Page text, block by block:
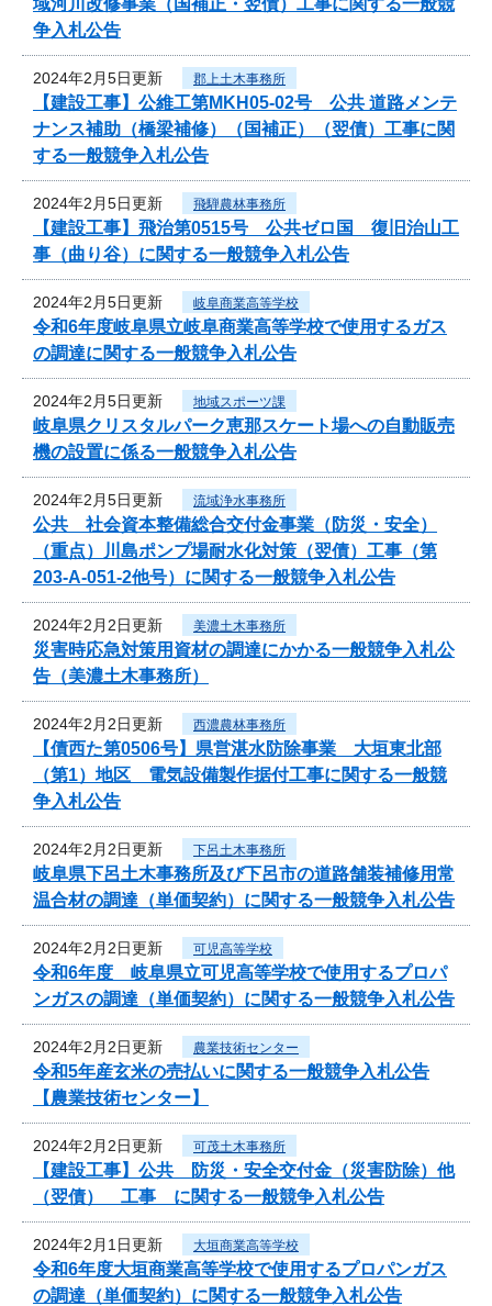
争入札公告
2024年2月5日更新 郡上土木事務所
【建設工事】公維工第MKH05-02号 公共 道路メンテ
ナンス補助（橋梁補修）（国補正）（翌債）工事に関
する一般競争入札公告
2024年2月5日更新 飛騨農林事務所
【建設工事】飛治第0515号 公共ゼロ国 復旧治山工
事（曲り谷）に関する一般競争入札公告
2024年2月5日更新 岐阜商業高等学校
令和6年度岐阜県立岐阜商業高等学校で使用するガス
の調達に関する一般競争入札公告
2024年2月5日更新 地域スポーツ課
岐阜県クリスタルパーク恵那スケート場への自動販売
機の設置に係る一般競争入札公告
2024年2月5日更新 流域浄水事務所
公共 社会資本整備総合交付金事業（防災・安全）
（重点）川島ポンプ場耐水化対策（翌債）工事（第
203-A-051-2他号）に関する一般競争入札公告
2024年2月2日更新 美濃土木事務所
災害時応急対策用資材の調達にかかる一般競争入札公
告（美濃土木事務所）
2024年2月2日更新 西濃農林事務所
【債西た第0506号】県営湛水防除事業 大垣東北部
（第1）地区 電気設備製作据付工事に関する一般競
争入札公告
2024年2月2日更新 下呂土木事務所
岐阜県下呂土木事務所及び下呂市の道路舗装補修用常
温合材の調達（単価契約）に関する一般競争入札公告
2024年2月2日更新 可児高等学校
令和6年度 岐阜県立可児高等学校で使用するプロパ
ンガスの調達（単価契約）に関する一般競争入札公告
2024年2月2日更新 農業技術センター
令和5年産玄米の売払いに関する一般競争入札公告
【農業技術センター】
2024年2月2日更新 可茂土木事務所
【建設工事】公共 防災・安全交付金（災害防除）他
（翌債） 工事 に関する一般競争入札公告
2024年2月1日更新 大垣商業高等学校
令和6年度大垣商業高等学校で使用するプロパンガス
の調達（単価契約）に関する一般競争入札公告